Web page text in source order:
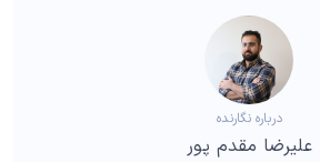
درباره نگارنده
علیرضا مقدم پور